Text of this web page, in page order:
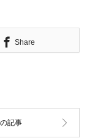
Share